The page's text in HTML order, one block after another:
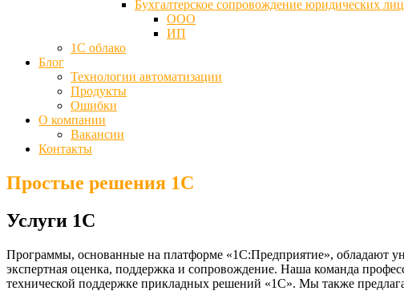
Бухгалтерское сопровождение юридических лиц
ООО
ИП
1С облако
Блог
Технологии автоматизации
Продукты
Ошибки
О компании
Вакансии
Контакты
Простые решения 1C
Услуги 1C
Программы, основанные на платформе «1С:Предприятие», обладают
экспертная оценка, поддержка и сопровождение. Наша команда
технической поддержке прикладных решений «1С». Мы также